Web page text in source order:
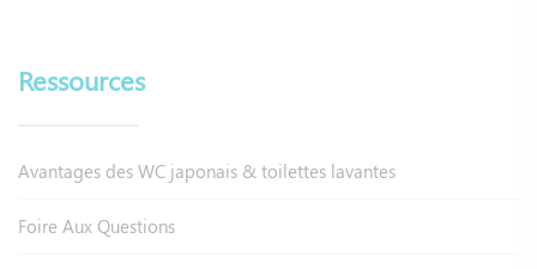
Ressources
Avantages des WC japonais & toilettes lavantes
Foire Aux Questions